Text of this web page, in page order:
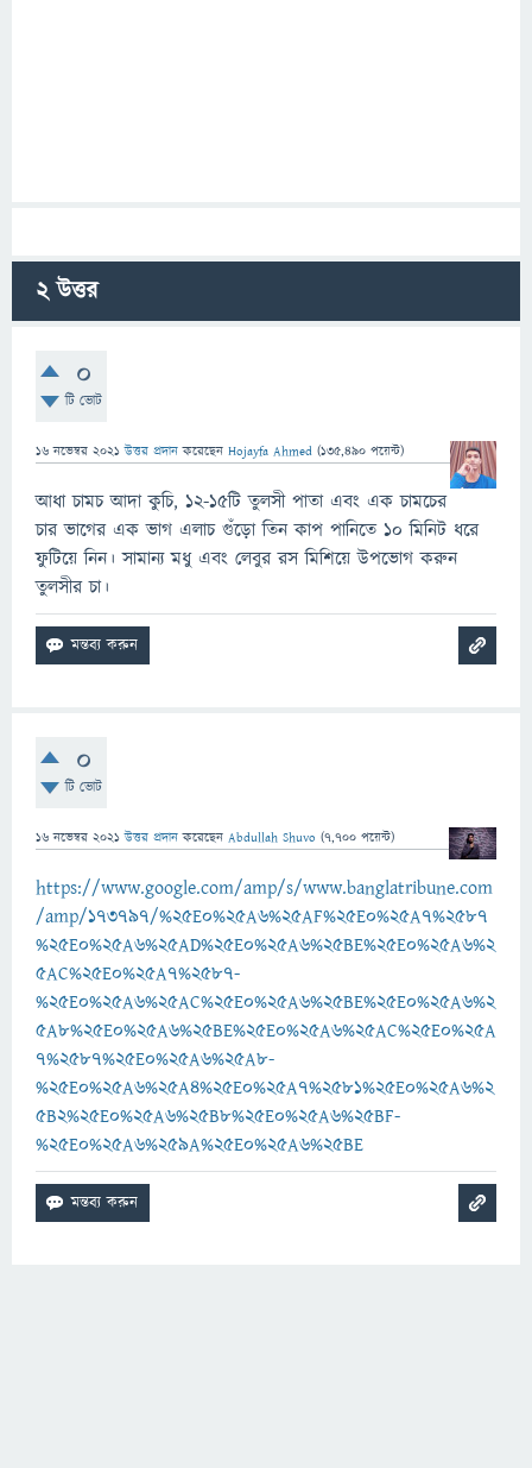
2উত্তর
0
টি ভোট
16 নভেম্বর 2021 উত্তর প্রদান করেছেন Hojayfa Ahmed (135,490 পয়েন্ট)
আধা চামচ আদা কুচি, ১২-১৫টি তুলসী পাতা এবং এক চামচের
চার ভাগের এক ভাগ এলাচ গুঁড়ো তিন কাপ পানিতে ১০ মিনিট ধরে
ফুটিয়ে নিন। সামান্য মধু এবং লেবুর রস মিশিয়ে উপভোগ করুন
তুলসীর চা।
0
টি ভোট
16 নভেম্বর 2021 উত্তর প্রদান করেছেন Abdullah Shuvo (7,700 পয়েন্ট)
https://www.google.com/amp/s/www.banglatribune.com
/amp/173797/%25E0%25A6%25AF%25E0%25A7%2587
%25E0%25A6%25AD%25E0%25A6%25BE%25E0%25A6%2
5AC%25E0%25A7%2587-
%25E0%25A6%25AC%25E0%25A6%25BE%25E0%25A6%2
5A8%25E0%25A6%25BE%25E0%25A6%25AC%25E0%25A
7%2587%25E0%25A6%25A8-
%25E0%25A6%25A4%25E0%25A7%2581%25E0%25A6%2
5B2%25E0%25A6%25B8%25E0%25A6%25BF-
%25E0%25A6%259A%25E0%25A6%25BE